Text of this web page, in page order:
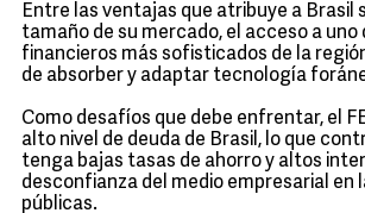
Entre las ventajas que atribuye a Brasil
tamaño de su mercado, el acceso a uno
financieros más sofisticados de la
de absorber y adaptar tecnología
Como desafíos que debe enfrentar, el
alto nivel de deuda de Brasil, lo que
tenga bajas tasas de ahorro y altos
desconfianza del medio empresarial en
públicas.